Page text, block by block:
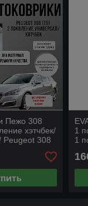
Пежо 308
хэтчбек/
Peugeot 308
1
1